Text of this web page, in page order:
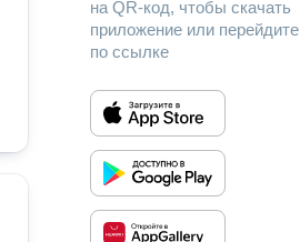
на QR-код, чтобы скачать
приложение или перейдите
по ссылке